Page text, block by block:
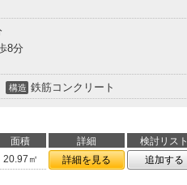
8分
構造 鉄筋コンクリート
面積 詳細
検討リスト
20.97㎡ 詳細を見る 追加する